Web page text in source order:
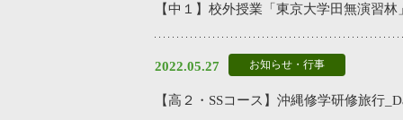
【中１】校外授業「東京大学田無演習林
2022.05.27 お知らせ・行事
【高２・SSコース】沖縄修学研修旅行